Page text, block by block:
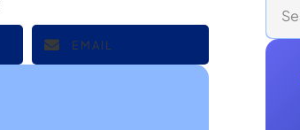
EMAIL